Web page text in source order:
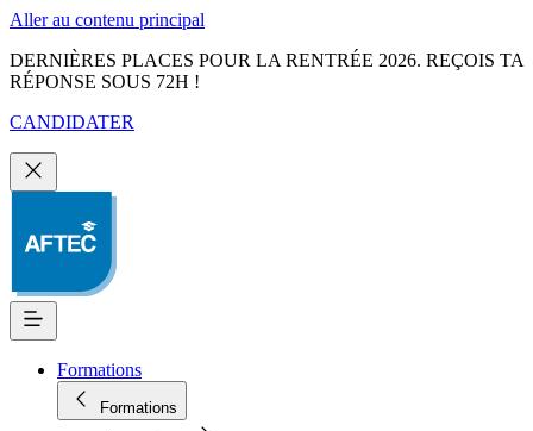
Aller au contenu principal
DERNIÈRES PLACES POUR LA RENTRÉE 2026. REÇOIS TA
RÉPONSE SOUS 72H !
CANDIDATER
Formations
Formations